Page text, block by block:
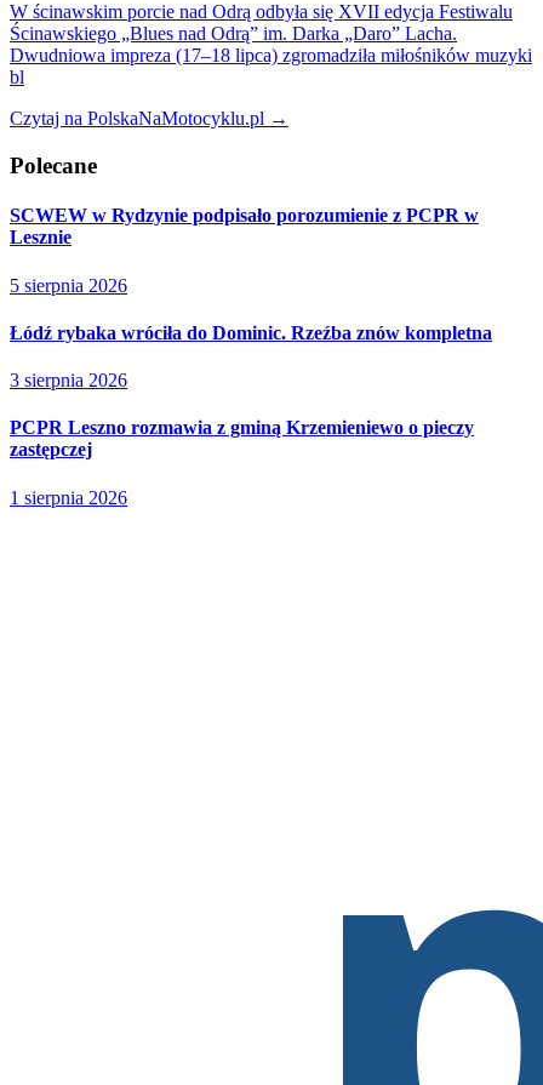
W ścinawskim porcie nad Odrą odbyła się XVII edycja Festiwalu
Ścinawskiego „Blues nad Odrą” im. Darka „Daro” Lacha.
Dwudniowa impreza (17–18 lipca) zgromadziła miłośników muzyki
bl
Czytaj na PolskaNaMotocyklu.pl →
Polecane
SCWEW w Rydzynie podpisało porozumienie z PCPR w
Lesznie
5 sierpnia 2026
Łódź rybaka wróciła do Dominic. Rzeźba znów kompletna
3 sierpnia 2026
PCPR Leszno rozmawia z gminą Krzemieniewo o pieczy
zastępczej
1 sierpnia 2026